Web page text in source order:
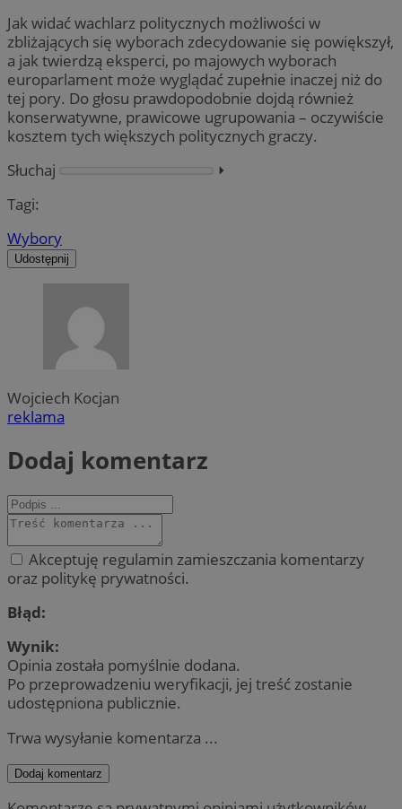
Jak widać wachlarz politycznych możliwości w
zbliżających się wyborach zdecydowanie się powiększył,
a jak twierdzą eksperci, po majowych wyborach
europarlament może wyglądać zupełnie inaczej niż do
tej pory. Do głosu prawdopodobnie dojdą również
konserwatywne, prawicowe ugrupowania – oczywiście
kosztem tych większych politycznych graczy.
Słuchaj
⏵︎
Tagi:
Wybory
Udostępnij
Wojciech Kocjan
reklama
Dodaj komentarz
Akceptuję regulamin zamieszczania komentarzy
oraz politykę prywatności.
Błąd:
Wynik:
Opinia została pomyślnie dodana.
Po przeprowadzeniu weryfikacji, jej treść zostanie
udostępniona publicznie.
Trwa wysyłanie komentarza ...
Dodaj komentarz